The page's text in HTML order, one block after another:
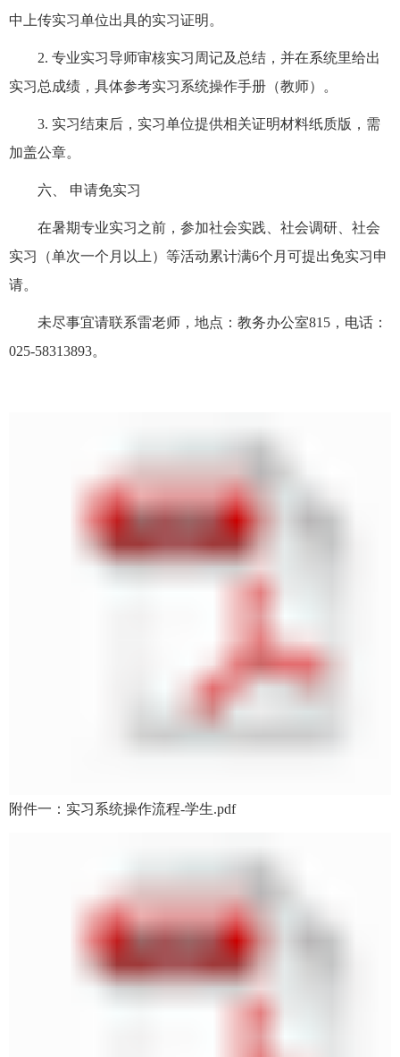
中上传实习单位出具的实习证明。
2. 专业实习导师审核实习周记及总结，并在系统里给出
实习总成绩，具体参考实习系统操作手册（教师）。
3. 实习结束后，实习单位提供相关证明材料纸质版，需
加盖公章。
六、 申请免实习
在暑期专业实习之前，参加社会实践、社会调研、社会
实习（单次一个月以上）等活动累计满6个月可提出免实习申
请。
未尽事宜请联系雷老师，地点：教务办公室815，电话：
025-58313893。
附件一：实习系统操作流程-学生.pdf